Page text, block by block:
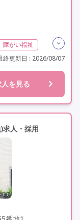
障がい福祉
み
スタッフ
支給
車通勤可
終更新日 : 2026/08/07
を見る
求人・採用